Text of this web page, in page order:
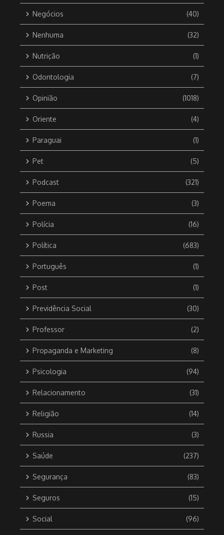
Negócios (40)
Nenhuma (32)
Nutrição (1)
Odontologia (7)
Opinião (1018)
Oriente (4)
Paraguai (1)
Pet (5)
Podcast (321)
Poema (3)
Polícia (16)
Política (683)
Português (1)
Post (1)
Previdência Social (30)
Professor (2)
Propaganda e Marketing (8)
Psicologia (94)
Relacionamento (31)
Religião (14)
Russia (3)
Saúde (237)
Segurança (83)
Seguros (15)
Social (96)